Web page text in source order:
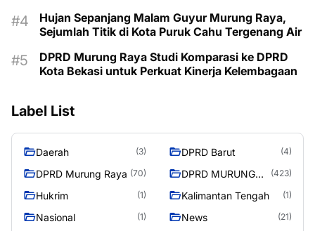
Hujan Sepanjang Malam Guyur Murung Raya,
Sejumlah Titik di Kota Puruk Cahu Tergenang Air
DPRD Murung Raya Studi Komparasi ke DPRD
Kota Bekasi untuk Perkuat Kinerja Kelembagaan
Label List
Daerah (3) DPRD Barut (4)
DPRD Murung Raya (70)
DPRD MURUNG
(423)
Hukrim (1) Kalimantan Tengah (1)
Nasional (1) News (21)